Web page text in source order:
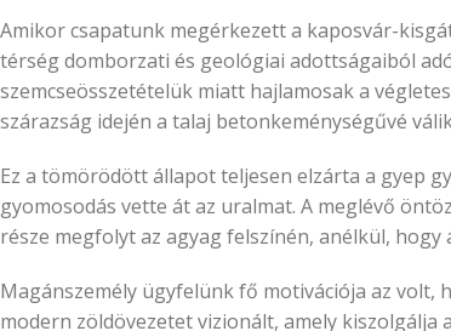
Amikor csapatunk megérkezett a kaposvár-
térség domborzati és geológiai adottságaiból
szemcseösszetételük miatt hajlamosak a
szárazság idején a talaj betonkeménységűvé
Ez a tömörödött állapot teljesen elzárta a gyep
gyomosodás vette át az uralmat. A meglévő
része megfolyt az agyag felszínén, anélkül,
Magánszemély ügyfelünk fő motivációja az volt,
modern zöldövezetet vizionált, amely